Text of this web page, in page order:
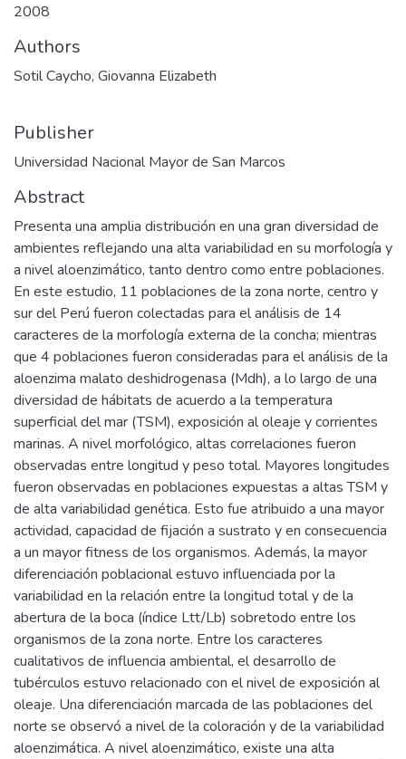
2008
Authors
Sotil Caycho, Giovanna Elizabeth
Publisher
Universidad Nacional Mayor de San Marcos
Abstract
Presenta una amplia distribución en una gran diversidad de
ambientes reflejando una alta variabilidad en su morfología y
a nivel aloenzimático, tanto dentro como entre poblaciones.
En este estudio, 11 poblaciones de la zona norte, centro y
sur del Perú fueron colectadas para el análisis de 14
caracteres de la morfología externa de la concha; mientras
que 4 poblaciones fueron consideradas para el análisis de la
aloenzima malato deshidrogenasa (Mdh), a lo largo de una
diversidad de hábitats de acuerdo a la temperatura
superficial del mar (TSM), exposición al oleaje y corrientes
marinas. A nivel morfológico, altas correlaciones fueron
observadas entre longitud y peso total. Mayores longitudes
fueron observadas en poblaciones expuestas a altas TSM y
de alta variabilidad genética. Esto fue atribuido a una mayor
actividad, capacidad de fijación a sustrato y en consecuencia
a un mayor fitness de los organismos. Además, la mayor
diferenciación poblacional estuvo influenciada por la
variabilidad en la relación entre la longitud total y de la
abertura de la boca (índice Ltt/Lb) sobretodo entre los
organismos de la zona norte. Entre los caracteres
cualitativos de influencia ambiental, el desarrollo de
tubérculos estuvo relacionado con el nivel de exposición al
oleaje. Una diferenciación marcada de las poblaciones del
norte se observó a nivel de la coloración y de la variabilidad
aloenzimática. A nivel aloenzimático, existe una alta